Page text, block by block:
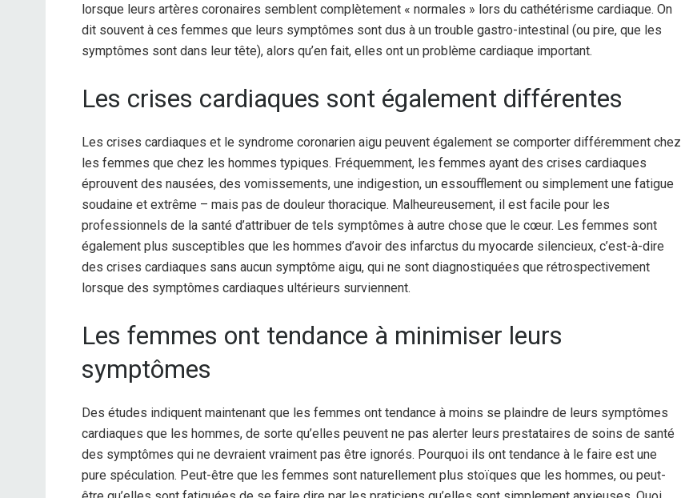
lorsque leurs artères coronaires semblent complètement « normales » lors du cathétérisme cardiaque. On
dit souvent à ces femmes que leurs symptômes sont dus à un trouble gastro-intestinal (ou pire, que les
symptômes sont dans leur tête), alors qu’en fait, elles ont un problème cardiaque important.
Les crises cardiaques sont également différentes
Les crises cardiaques et le syndrome coronarien aigu peuvent également se comporter différemment chez
les femmes que chez les hommes typiques. Fréquemment, les femmes ayant des crises cardiaques
éprouvent des nausées, des vomissements, une indigestion, un essoufflement ou simplement une fatigue
soudaine et extrême – mais pas de douleur thoracique. Malheureusement, il est facile pour les
professionnels de la santé d’attribuer de tels symptômes à autre chose que le cœur. Les femmes sont
également plus susceptibles que les hommes d’avoir des infarctus du myocarde silencieux, c’est-à-dire
des crises cardiaques sans aucun symptôme aigu, qui ne sont diagnostiquées que rétrospectivement
lorsque des symptômes cardiaques ultérieurs surviennent.
Les femmes ont tendance à minimiser leurs
symptômes
Des études indiquent maintenant que les femmes ont tendance à moins se plaindre de leurs symptômes
cardiaques que les hommes, de sorte qu’elles peuvent ne pas alerter leurs prestataires de soins de santé
des symptômes qui ne devraient vraiment pas être ignorés. Pourquoi ils ont tendance à le faire est une
pure spéculation. Peut-être que les femmes sont naturellement plus stoïques que les hommes, ou peut-